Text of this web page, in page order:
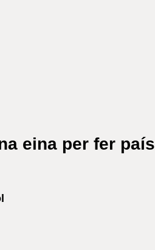
eina per fer país